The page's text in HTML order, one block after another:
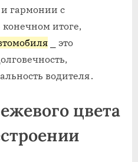
гармонии с
итоге,
⎯ это
водителя․
цвета